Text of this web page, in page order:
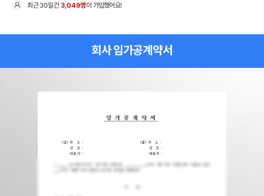
최근30일간3,049명이 가입했어요!
회사 임가공계약서